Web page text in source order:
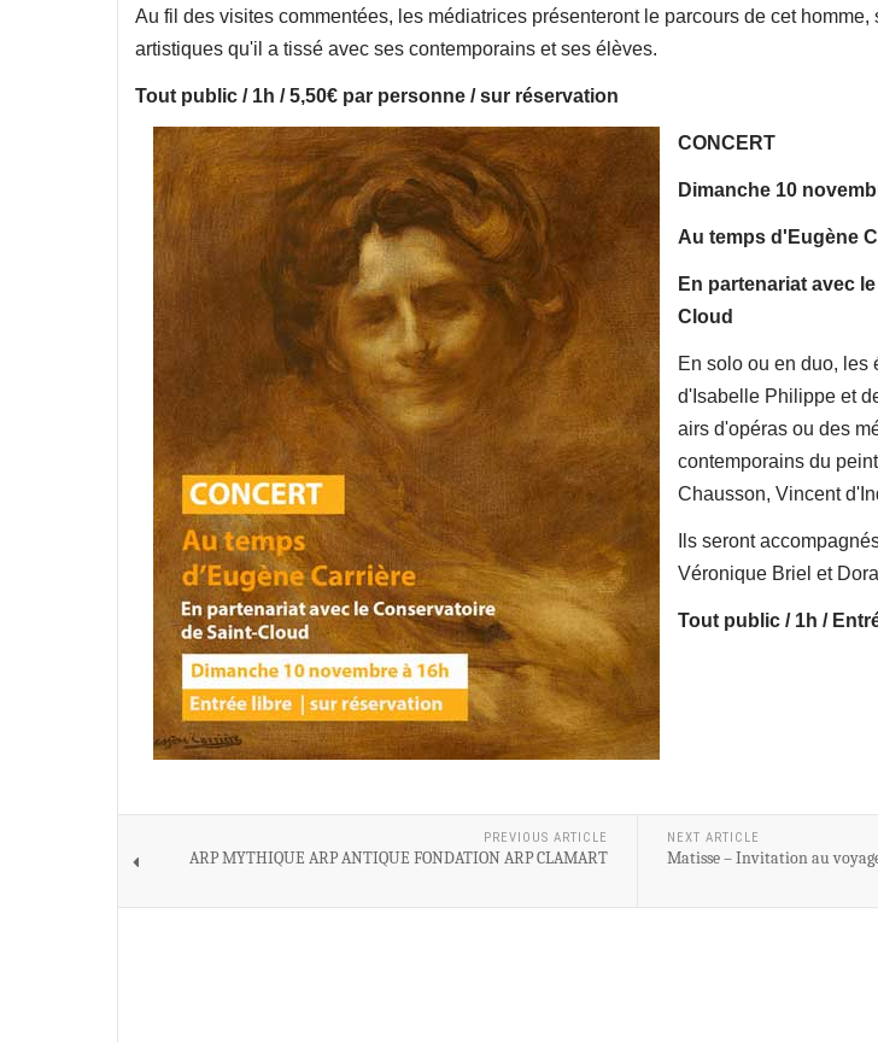
Au fil des visites commentées, les médiatrices présenteront le parcours de cet
artistiques qu'il a tissé avec ses contemporains et ses élèves.
Tout public / 1h / 5,50€ par personne / sur réservation
CONCERT
Dimanche 10
Au temps d'Eugène
En partenariat avec
Cloud
En solo ou en duo, les
d'Isabelle Philippe et
airs d'opéras ou des
contemporains du
Chausson, Vincent
Ils seront
Véronique Briel et
Tout public / 1h /
PREVIOUS ARTICLE
ARP MYTHIQUE ARP ANTIQUE FONDATION ARP CLAMART
NEXT ARTICLE
Matisse – Invitation au